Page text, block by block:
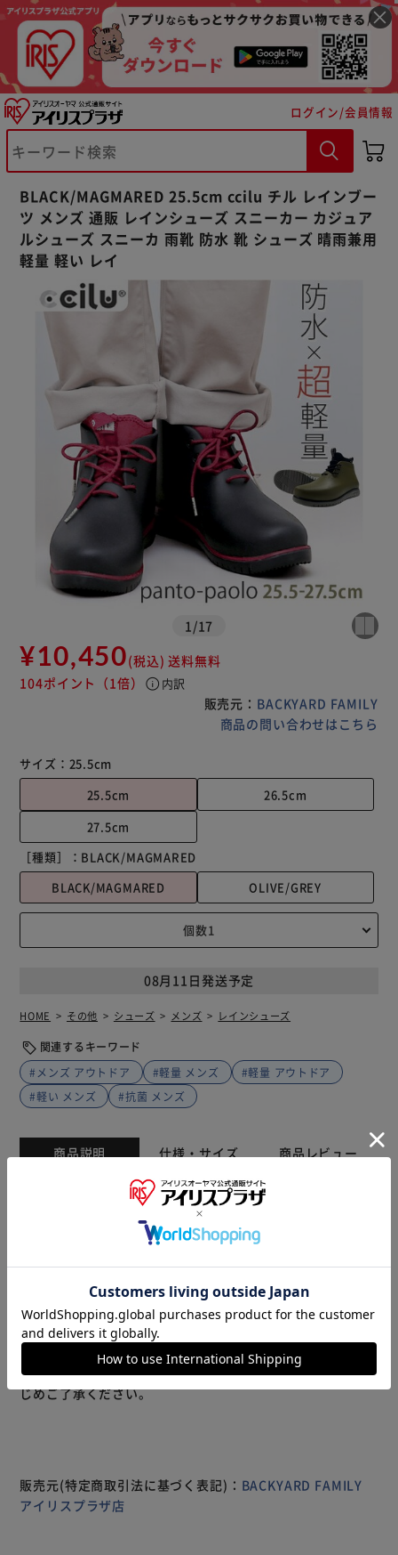
ログイン/会員情報
BLACK/MAGMARED 25.5cm ccilu チル レインブー
ツ メンズ 通販 レインシューズ スニーカー カジュア
ルシューズ スニーカ 雨靴 防水 靴 シューズ 晴雨兼用
軽量 軽い レイ
1 /17
¥10,450(税込) 送料無料
104ポイント （1倍） info 内訳
販売元： BACKYARD FAMILY
商品の問い合わせはこちら
サイズ： 25.5cm
25.5cm
26.5cm
27.5cm
［種類］： BLACK/MAGMARED
BLACK/MAGMARED
OLIVE/GREY
08月11日発送予定
HOME その他 シューズ メンズ レインシューズ
関連するキーワード
#メンズ アウトドア
#軽量 メンズ
#軽量 アウトドア
#軽い メンズ
#抗菌 メンズ
商品説明 仕様・サイズ 商品レビュー
【超軽量で防水機能も抜群】 防水性と軽さにこだわったレ
インシューズpanto-paoloがcciluから登場。 【エコ素材を
使用したブランド】 独自のエコ素材を使用した超軽量・驚
り、大雨の日や深めの水たまりに入っても安心◎ 【がっち
りな見た目でやわらか】 インナーはウエットスーツの生地
を使用し、フィット感はもちろん、柔らかさもポイント！
【寒い日の防寒対策にも】 インナー付きなので防寒性があ
り、雪の日や風が強い時などの防寒対策にも対応。 【水に
浮くほど軽い】 従来のレインシューズより半分程軽いの
材】 天然ゴムを2箇所に配置し、滑りにくさUP!雨で濡れた
路面や雪の上も安心して歩ける。 【高機能なccilucell】 超
もっと見る
※製品は予告なく仕様を変更する場合がございます。あらか
じめご了承ください。
販売元(特定商取引法に基づく表記)： BACKYARD FAMILY
アイリスプラザ店
※ご確認ください
カートに入れる 購入手続きへ